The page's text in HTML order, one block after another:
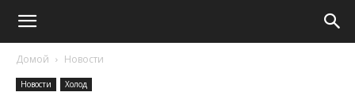
Домой Новости
Новости Холод